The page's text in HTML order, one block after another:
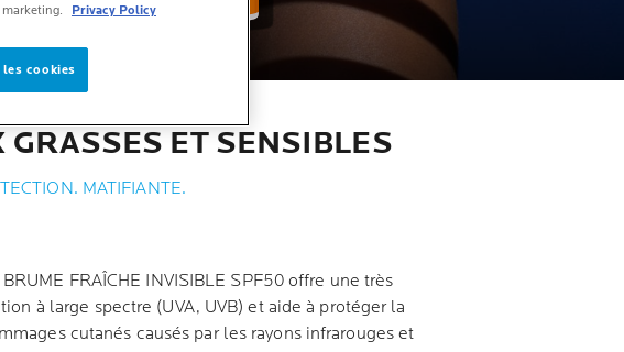
GRASSES ET SENSIBLES
MATIFIANTE.
FRAÎCHE INVISIBLE SPF50 offre une très
à large spectre (UVA, UVB) et aide à protéger la
cutanés causés par les rayons infrarouges et
Privacy Policy
cookies